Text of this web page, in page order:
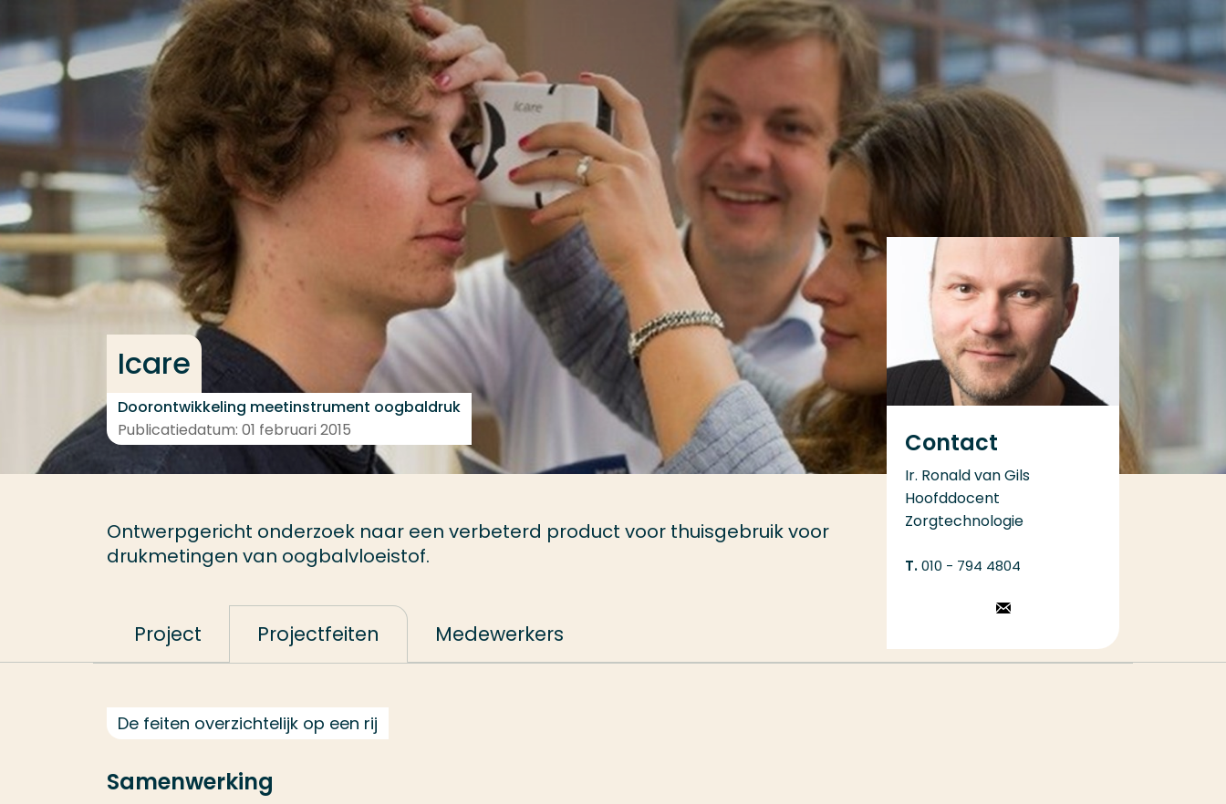
Ga direct naar de content
Icare
Doorontwikkeling meetinstrument oogbaldruk
Publicatiedatum: 01 februari 2015
Ontwerpgericht onderzoek naar een verbeterd product voor thuisgebruik voor
drukmetingen van oogbalvloeistof.
Contact
Ir. Ronald van Gils
Hoofddocent
Zorgtechnologie
010 - 794 4804
Stuur een
Project Projectfeiten Medewerkers
De feiten overzichtelijk op een rij
Samenwerking
Veel gezocht
Opleiding
Contact